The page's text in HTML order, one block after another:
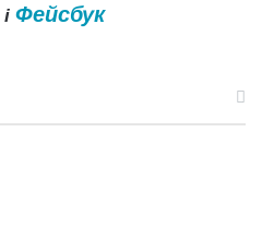
і Фейсбук